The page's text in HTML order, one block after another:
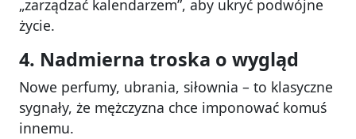
„zarządzać kalendarzem”, aby ukryć podwójne
życie.
4. Nadmierna troska o wygląd
Nowe perfumy, ubrania, siłownia – to klasyczne
sygnały, że mężczyzna chce imponować komuś
innemu.